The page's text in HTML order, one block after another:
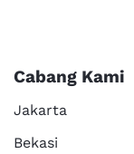
Cabang Kami
Jakarta
Bekasi